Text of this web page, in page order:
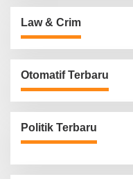
Law & Crim
Otomatif Terbaru
Politik Terbaru